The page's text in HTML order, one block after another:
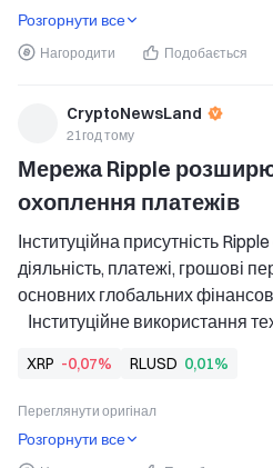
технічний
Розгорнути все
Нагородити Подобається
CryptoNewsLand
21год тому
Мережа Ripple
охоплення платежів
Інституційна присутність
діяльність, платежі, грошові
основних глобальних
Інституційне використання
сталих потреб у ліквідності
   Корисність XRP
XRP -0,07% RLUSD 0,01%
Переглянути оригінал
Розгорнути все